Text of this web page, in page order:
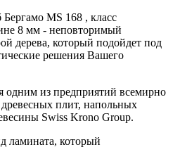
MS 168 , класс
8 мм - неповторимый
дерева, который подойдет под
решения Вашего
одним из предприятий всемирно
древесных плит, напольных
Swiss Krono Group.
ламината, который